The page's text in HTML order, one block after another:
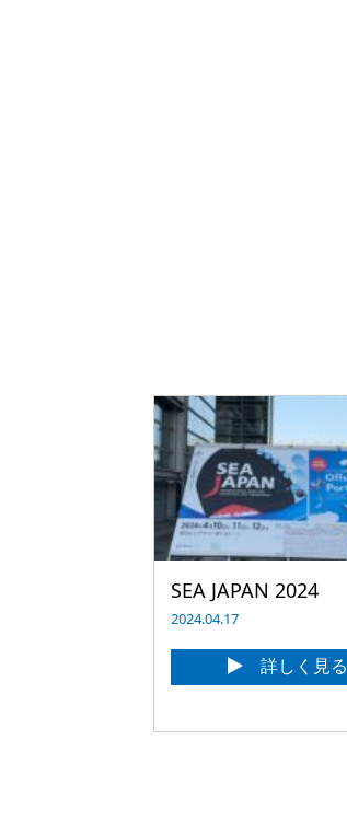
SEA JAPAN 2024
2024.04.17
詳しく見る